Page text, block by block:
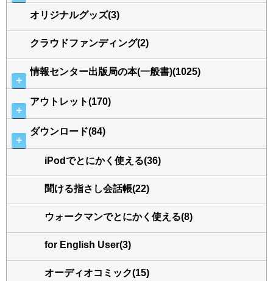
オリジナルグッズ(3)
クラウドファンディング(2)
＋
情報センター出版局の本(一般書)(1025)
＋
アウトレット(170)
＋
ダウンロード(84)
iPodでとにかく使える(36)
聞ける指さし会話帳(22)
ウォークマンでとにかく使える(8)
for English User(3)
オーディオコミック(15)